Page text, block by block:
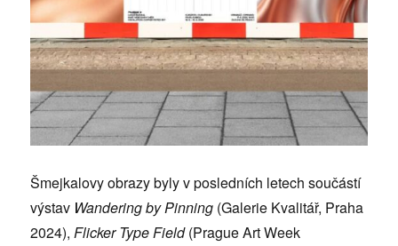
Šmejkalovy obrazy byly v posledních letech součástí
výstav Wandering by Pinning (Galerie Kvalitář, Praha
2024),Flicker Type Field(Prague Art Week